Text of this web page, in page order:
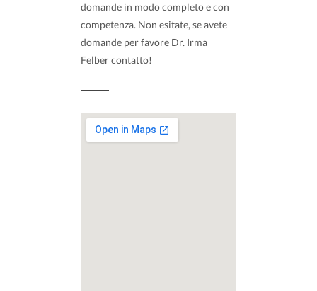
domande in modo completo e con
competenza. Non esitate, se avete
domande per favore Dr. Irma
Felber contatto!